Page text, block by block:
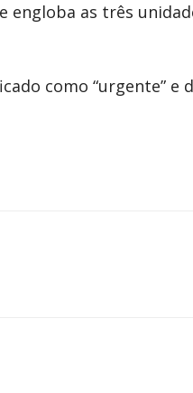
engloba as três
como “urgente” e